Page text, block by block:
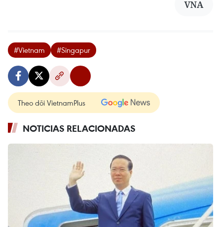
VNA
#Vietnam #Singapur
Theo dõi VietnamPlus
NOTICIAS RELACIONADAS